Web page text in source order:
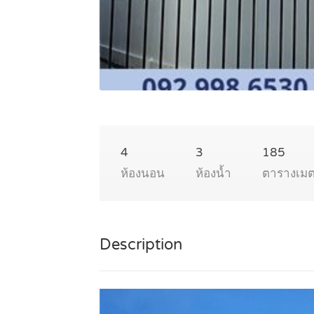
4
ห้องนอน
3
ห้องน้ำ
185
ตารางเม
Description